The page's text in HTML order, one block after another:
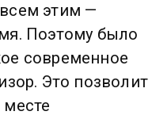
этим —
Поэтому было
современное
Это позволит